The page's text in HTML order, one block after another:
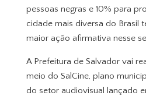
pessoas negras e 10% para
cidade mais diversa do Brasil
maior ação afirmativa nesse
A Prefeitura de Salvador vai
meio do SalCine, plano
do setor audiovisual lançado